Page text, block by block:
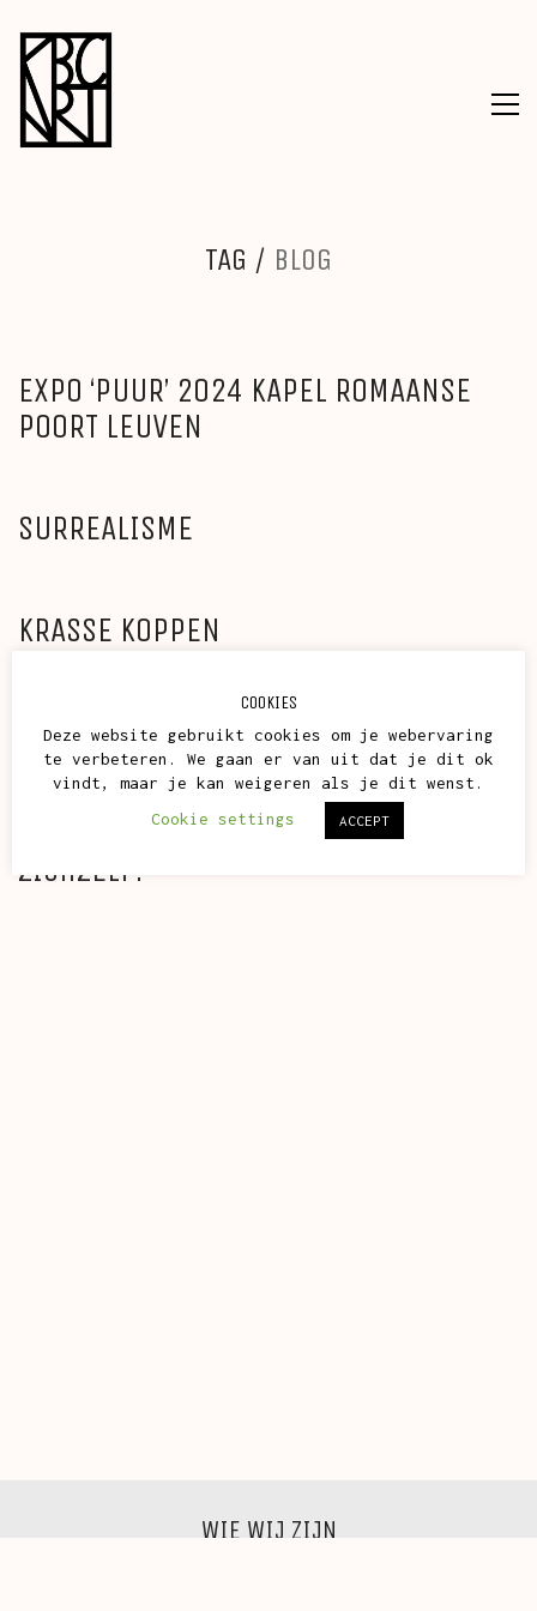
TAG / BLOG
EXPO ‘PUUR’ 2024 KAPEL ROMAANSE
POORT LEUVEN
SURREALISME
KRASSE KOPPEN
NIEUWJAARSKAART
DE KUNSTENAARS GAVEN HET BESTE VAN
ZICHZELF!
WIE WIJ ZIJN
COOKIES
Deze website gebruikt cookies om je webervaring
te verbeteren. We gaan er van uit dat je dit ok
vindt, maar je kan weigeren als je dit wenst.
Cookie settings
ACCEPT